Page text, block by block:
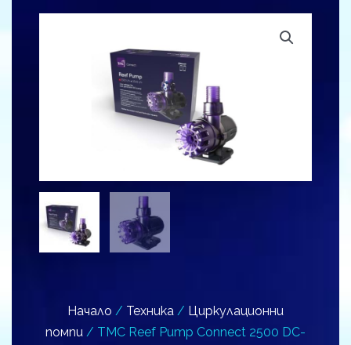
Начало / Техника / Циркулационни
помпи / TMC Reef Pump Connect 2500 DC-